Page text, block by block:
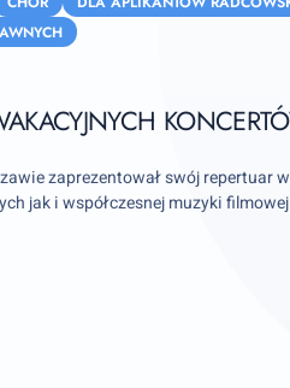
zaprezentował swój repertuar
jak i współczesnej muzyki